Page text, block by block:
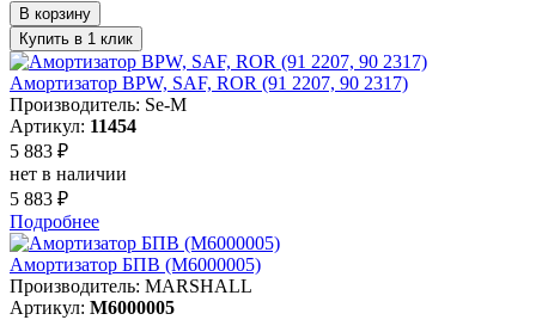
В корзину
Купить в 1 клик
Амортизатор BPW, SAF, ROR (91 2207, 90 2317)
Производитель: Se-M
Артикул: 11454
5 883 ₽
нет в наличии
5 883 ₽
Подробнее
Амортизатор БПВ (M6000005)
Производитель: MARSHALL
Артикул: M6000005